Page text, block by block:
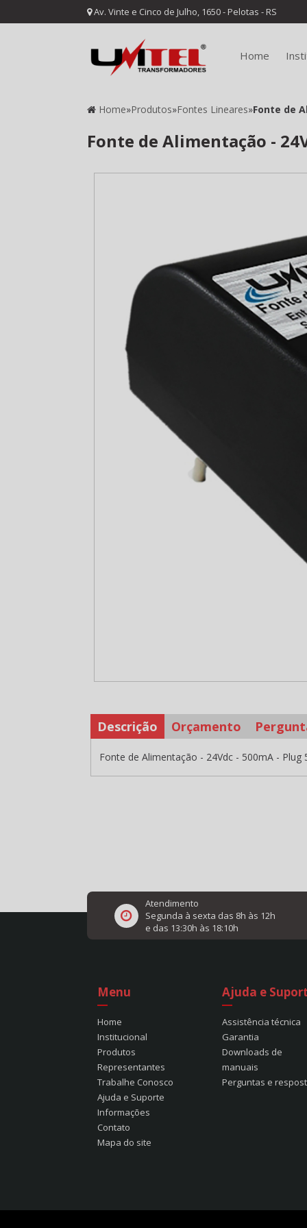
Av. Vinte e Cinco de Julho, 1650 - Pelotas - RS
Home
Home»Produtos»Fontes Lineares»Fonte de
Fonte de Alimentação -
Descrição Orçamento
Fonte de Alimentação - 24Vdc - 500mA - Plug
Atendimento
Segunda à sexta das 8h às 12h
e das 13:30h às 18:10h
Menu
Home
Institucional
Produtos
Representantes
Trabalhe Conosco
Ajuda e Suporte
Informações
Contato
Mapa do site
Ajuda e
Assistência técnica
Garantia
Downloads de
manuais
Perguntas e